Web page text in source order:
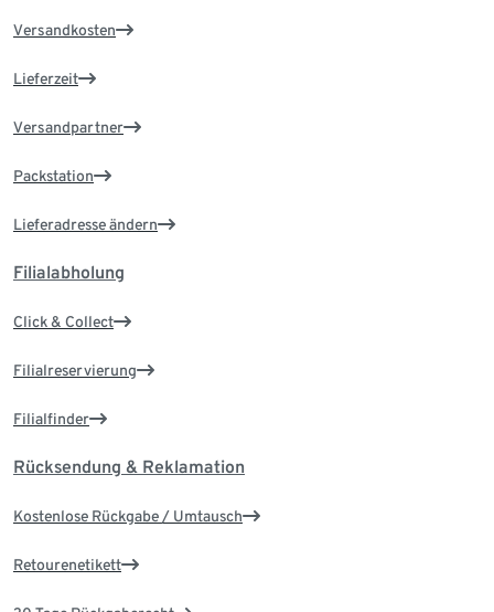
Versandkosten
Lieferzeit
Versandpartner
Packstation
Lieferadresse ändern
Filialabholung
Click & Collect
Filialreservierung
Filialfinder
Rücksendung & Reklamation
Kostenlose Rückgabe / Umtausch
Retourenetikett